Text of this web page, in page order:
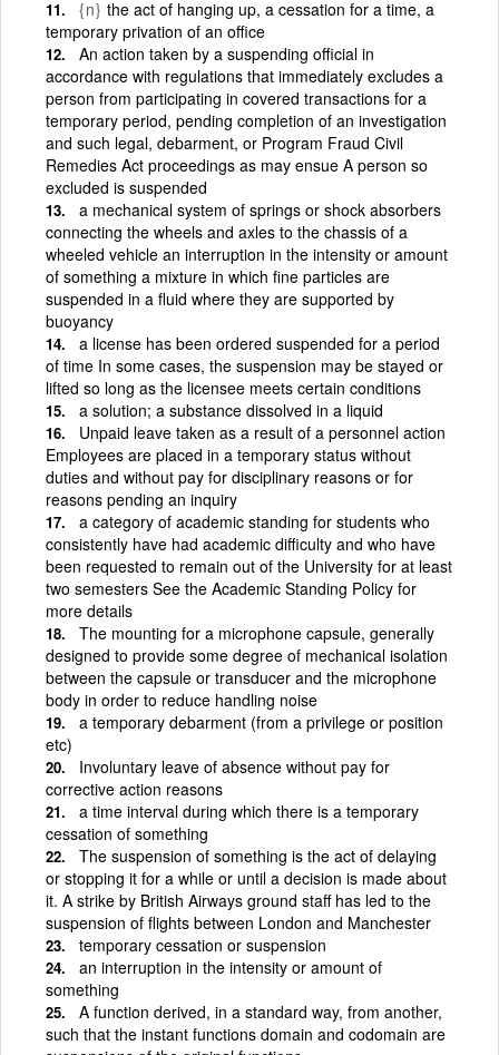
{n} the act of hanging up, a cessation for a time, a
temporary privation of an office
An action taken by a suspending official in
accordance with regulations that immediately excludes a
person from participating in covered transactions for a
temporary period, pending completion of an investigation
and such legal, debarment, or Program Fraud Civil
Remedies Act proceedings as may ensue A person so
excluded is suspended
a mechanical system of springs or shock absorbers
connecting the wheels and axles to the chassis of a
wheeled vehicle an interruption in the intensity or amount
of something a mixture in which fine particles are
suspended in a fluid where they are supported by
buoyancy
a license has been ordered suspended for a period
of time In some cases, the suspension may be stayed or
lifted so long as the licensee meets certain conditions
a solution; a substance dissolved in a liquid
Unpaid leave taken as a result of a personnel action
Employees are placed in a temporary status without
duties and without pay for disciplinary reasons or for
reasons pending an inquiry
a category of academic standing for students who
consistently have had academic difficulty and who have
been requested to remain out of the University for at least
two semesters See the Academic Standing Policy for
more details
The mounting for a microphone capsule, generally
designed to provide some degree of mechanical isolation
between the capsule or transducer and the microphone
body in order to reduce handling noise
a temporary debarment (from a privilege or position
etc)
Involuntary leave of absence without pay for
corrective action reasons
a time interval during which there is a temporary
cessation of something
The suspension of something is the act of delaying
or stopping it for a while or until a decision is made about
it. A strike by British Airways ground staff has led to the
suspension of flights between London and Manchester
temporary cessation or suspension
an interruption in the intensity or amount of
something
A function derived, in a standard way, from another,
such that the instant functions domain and codomain are